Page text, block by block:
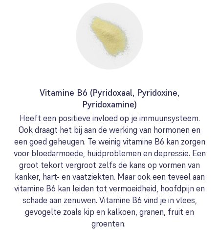
Vitamine B6 (Pyridoxaal, Pyridoxine,
Pyridoxamine)
Heeft een positieve invloed op je immuunsysteem.
Ook draagt het bij aan de werking van hormonen en
een goed geheugen. Te weinig vitamine B6 kan zorgen
voor bloedarmoede, huidproblemen en depressie. Een
groot tekort vergroot zelfs de kans op vormen van
kanker, hart- en vaatziekten. Maar ook een teveel aan
vitamine B6 kan leiden tot vermoeidheid, hoofdpijn en
schade aan zenuwen. Vitamine B6 vind je in vlees,
gevogelte zoals kip en kalkoen, granen, fruit en
groenten.